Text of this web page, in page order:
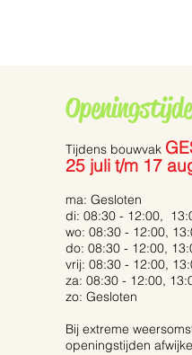
Grauwe
Tijdens bouwvak
25 juli t/m 17
ma: Gesloten
di: 08:30 - 12:00,
wo: 08:30 - 12:00,
do: 08:30 - 12:00,
vrij: 08:30 - 12:00,
za: 08:30 - 12:00,
zo: Gesloten
Bij extreme
openingstijden